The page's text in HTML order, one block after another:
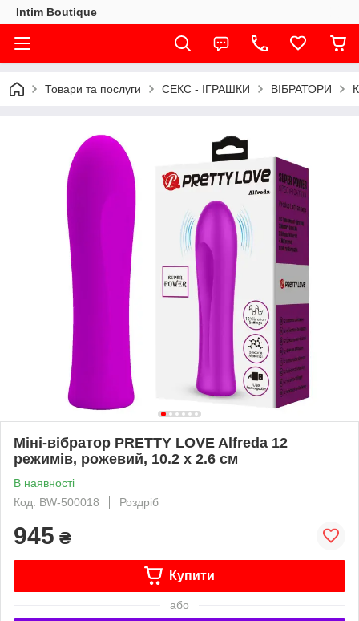
Intim Boutique
Товари та послуги СЕКС - ІГРАШКИ ВІБРАТОРИ
Міні-вібратор PRETTY LOVE Alfreda 12
режимів, рожевий, 10.2 х 2.6 см
В наявності
Код: BW-500018
Роздріб
945 ₴
Купити
або